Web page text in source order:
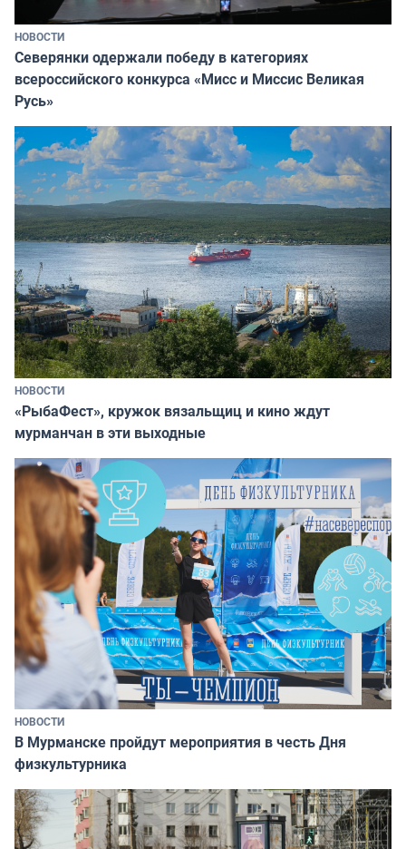
НОВОСТИ
Северянки одержали победу в категориях
всероссийского конкурса «Мисс и Миссис Великая
Русь»
НОВОСТИ
«РыбаФест», кружок вязальщиц и кино ждут
мурманчан в эти выходные
НОВОСТИ
В Мурманске пройдут мероприятия в честь Дня
физкультурника